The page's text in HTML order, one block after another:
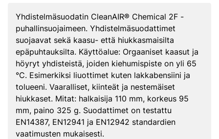
Yhdistelmäsuodatin CleanAIR® Chemical 2F -
puhallinsuojaimeen. Yhdistelmäsuodattimet
suojaavat sekä kaasu- että hiukkasmaisilta
epäpuhtauksilta. Käyttöalue: Orgaaniset kaasut ja
höyryt yhdisteistä, joiden kiehumispiste on yli 65
°C. Esimerkiksi liuottimet kuten lakkabensiini ja
tolueeni. Vaaralliset, kiinteät ja nestemäiset
hiukkaset. Mitat: halkaisija 110 mm, korkeus 95
mm, paino 325 g. Suodattimet on testattu
EN14387, EN12941 ja EN12942 standardien
vaatimusten mukaisesti.